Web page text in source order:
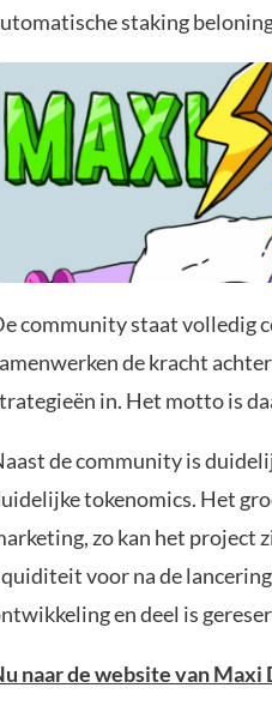
staking
community staat volledig
de kracht
in. Het motto is
de community is
tokenomics. Het
zo kan het project
voor na de
en deel is
naar de website van Maxi